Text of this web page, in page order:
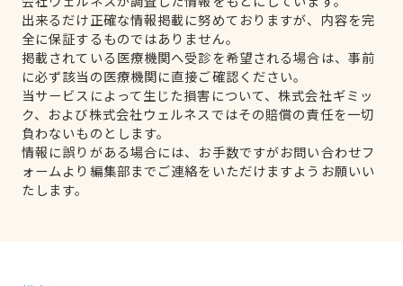
出来るだけ正確な情報掲載に努めておりますが、内容を完
全に保証するものではありません。
掲載されている医療機関へ受診を希望される場合は、事前
に必ず該当の医療機関に直接ご確認ください。
当サービスによって生じた損害について、株式会社ギミッ
ク、および株式会社ウェルネスではその賠償の責任を一切
負わないものとします。
情報に誤りがある場合には、お手数ですがお問い合わせフ
ォームより編集部までご連絡をいただけますようお願いい
たします。